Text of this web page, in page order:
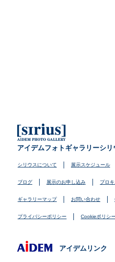
アイデムフォトギャラリーシリ
シリウスについて 展示スケジュール
ブログ 展示のお申し込み プロ
ギャラリーマップ お問い合わせ
プライバシーポリシー Cookieポリシー
アイデムリンク